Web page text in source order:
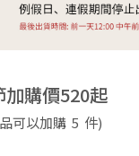
購價520起
可以加購 5 件)